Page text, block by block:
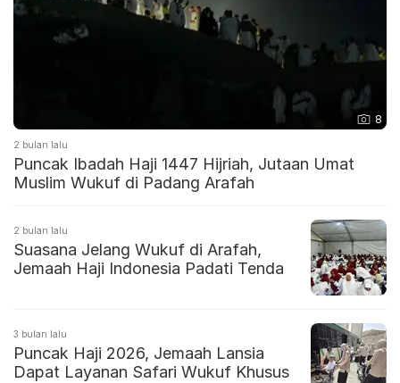
8
2 bulan lalu
Puncak Ibadah Haji 1447 Hijriah, Jutaan Umat
Muslim Wukuf di Padang Arafah
2 bulan lalu
Suasana Jelang Wukuf di Arafah,
Jemaah Haji Indonesia Padati Tenda
3 bulan lalu
Puncak Haji 2026, Jemaah Lansia
Dapat Layanan Safari Wukuf Khusus